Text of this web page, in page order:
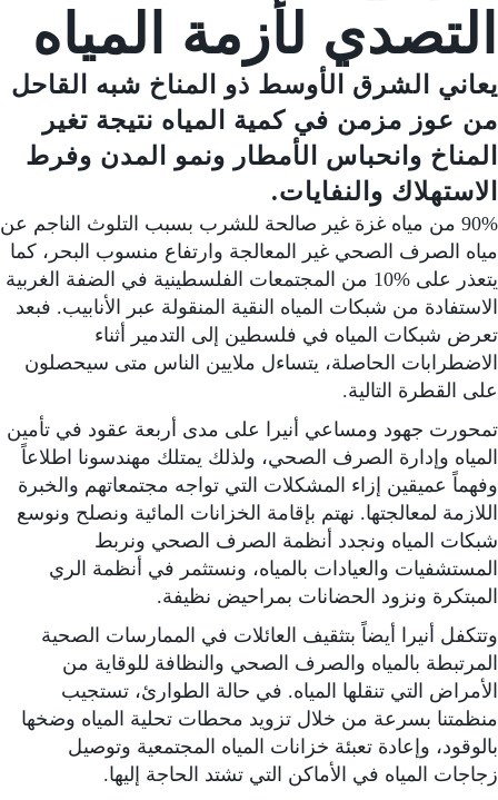
التصدي لأزمة المياه
يعاني الشرق الأوسط ذو المناخ شبه القاحل
من عوز مزمن في كمية المياه نتيجة تغير
المناخ وانحباس الأمطار ونمو المدن وفرط
الاستهلاك والنفايات.
90% من مياه غزة غير صالحة للشرب بسبب التلوث الناجم عن
مياه الصرف الصحي غير المعالجة وارتفاع منسوب البحر، كما
يتعذر على %10 من المجتمعات الفلسطينية في الضفة الغربية
الاستفادة من شبكات المياه النقية المنقولة عبر الأنابيب. فبعد
تعرض شبكات المياه في فلسطين إلى التدمير أثناء
الاضطرابات الحاصلة، يتساءل ملايين الناس متى سيحصلون
على القطرة التالية.
تمحورت جهود ومساعي أنيرا على مدى أربعة عقود في تأمين
المياه وإدارة الصرف الصحي، ولذلك يمتلك مهندسونا اطلاعاً
وفهماً عميقين إزاء المشكلات التي تواجه مجتمعاتهم والخبرة
اللازمة لمعالجتها. نهتم بإقامة الخزانات المائية ونصلح ونوسع
شبكات المياه ونجدد أنظمة الصرف الصحي ونربط
المستشفيات والعيادات بالمياه، ونستثمر في أنظمة الري
المبتكرة ونزود الحضانات بمراحيض نظيفة.
وتتكفل أنيرا أيضاً بتثقيف العائلات في الممارسات الصحية
المرتبطة بالمياه والصرف الصحي والنظافة للوقاية من
الأمراض التي تنقلها المياه. في حالة الطوارئ، تستجيب
منظمتنا بسرعة من خلال تزويد محطات تحلية المياه وضخها
بالوقود، وإعادة تعبئة خزانات المياه المجتمعية وتوصيل
زجاجات المياه في الأماكن التي تشتد الحاجة إليها.